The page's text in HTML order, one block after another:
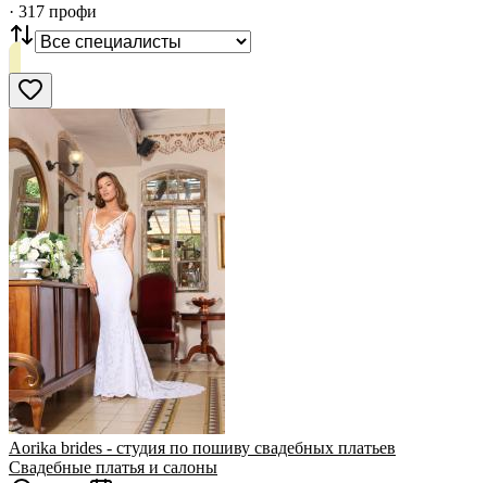
СТАТУС
VIP С фото
Нашли
Сбросить
· 317 профи
Aorika brides - студия по пошиву свадебных платьев
Свадебные платья и салоны